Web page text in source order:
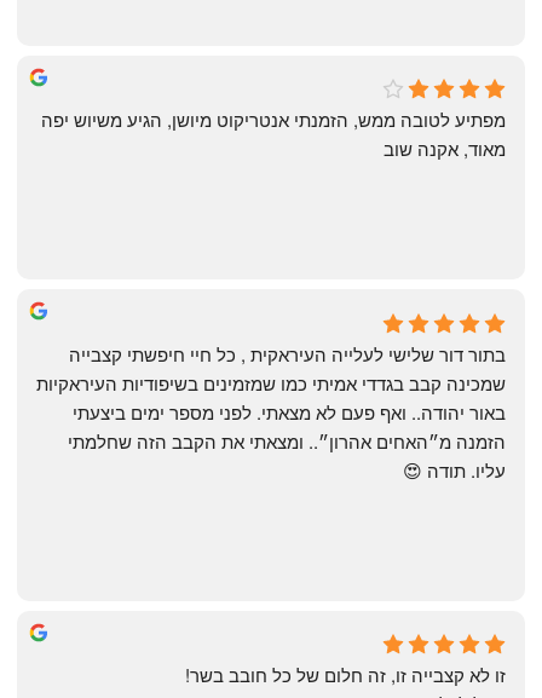
michal gottfried
4 months ago
שי
4 months ago
מאוד, אקנה שוב
Yonatan Menashe
6 months ago
עליו. תודה 😍
זו לא קצבייה זו, זה חלום של כל חובב בשר!